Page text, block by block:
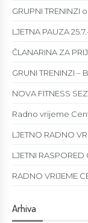
GRUPNI TRENINZI
LJETNA PAUZA
ČLANARINA ZA
GRUNI TRENINZI –
NOVA FITNESS
Radno vrijeme
LJETNO RADNO
LJETNI RASPORED
RADNO VRIJEME
Arhiva